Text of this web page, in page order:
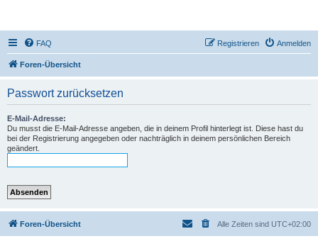
FAQ Anmelden
Registrieren
Foren-Übersicht
Passwort zurücksetzen
E-Mail-Adresse:
Du musst die E-Mail-Adresse angeben, die in deinem Profil hinterlegt ist. Diese hast du
bei der Registrierung angegeben oder nachträglich in deinem persönlichen Bereich
geändert.
Foren-Übersicht Alle Zeiten sind UTC+02:00